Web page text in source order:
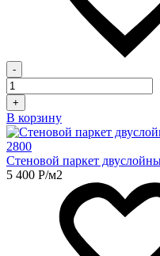
-
+
В корзину
Стеновой паркет
5 400 Р/м2